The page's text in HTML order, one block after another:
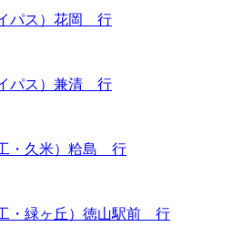
パス）花岡 行
パス）兼清 行
・久米）粭島 行
・緑ヶ丘）徳山駅前 行